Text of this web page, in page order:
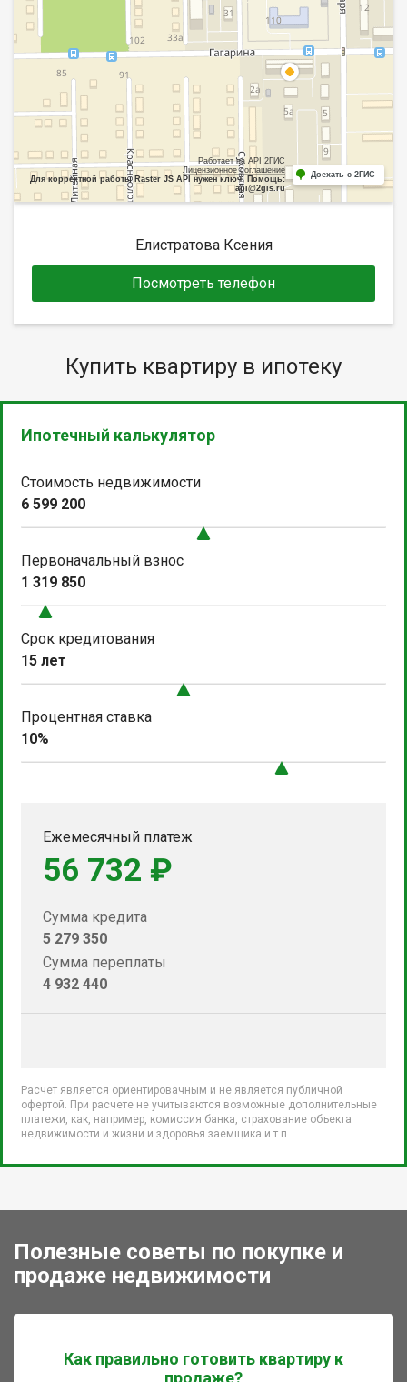
Работает на API 2ГИС
Лицензионное соглашение
Для корректной работы Raster JS API нужен ключ. Помощь:
api@2gis.ru
Доехать с 2ГИС
Елистратова Ксения
Посмотреть телефон
Купить квартиру в ипотеку
Ипотечный калькулятор
Стоимость недвижимости
6 599 200
Первоначальный взнос
1 319 850
Срок кредитования
15 лет
Процентная ставка
10%
Ежемесячный платеж
56 732 ₽
Сумма кредита
5 279 350
Сумма переплаты
4 932 440
Расчет является ориентировачным и не является публичной
офертой. При расчете не учитываются возможные дополнительные
платежи, как, например, комиссия банка, страхование объекта
недвижимости и жизни и здоровья заемщика и т.п.
Полезные советы по покупке и
продаже недвижимости
Как правильно готовить квартиру к
продаже?